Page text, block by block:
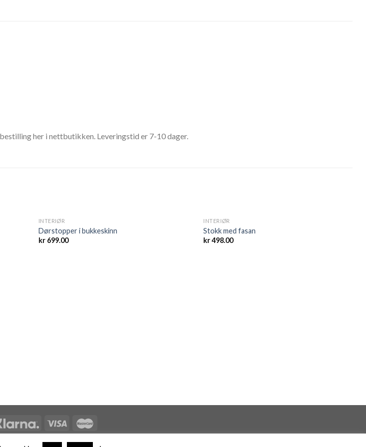
her i nettbutikken. Leveringstid er 7-10 dager.
INTERIØR
Dørstopper i bukkeskinn
kr699.00
INTERIØR
Stokk med fasan
kr498.00
Personvern/Cookies